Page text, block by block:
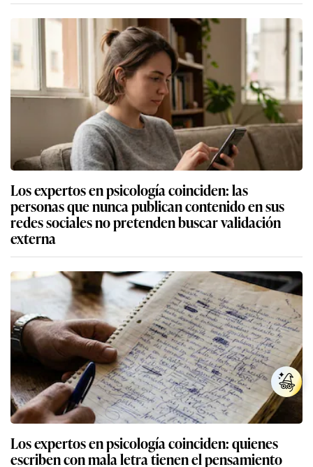
Los expertos en psicología coinciden: las
personas que nunca publican contenido en sus
redes sociales no pretenden buscar validación
externa
Los expertos en psicología coinciden: quienes
escriben con mala letra tienen el pensamiento